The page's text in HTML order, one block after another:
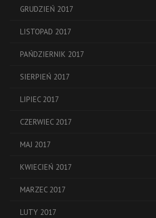
GRUDZIEŃ 2017
LISTOPAD 2017
PAŃDZIERNIK 2017
SIERPIEŃ 2017
LIPIEC 2017
CZERWIEC 2017
MAJ 2017
KWIECIEŃ 2017
MARZEC 2017
LUTY 2017